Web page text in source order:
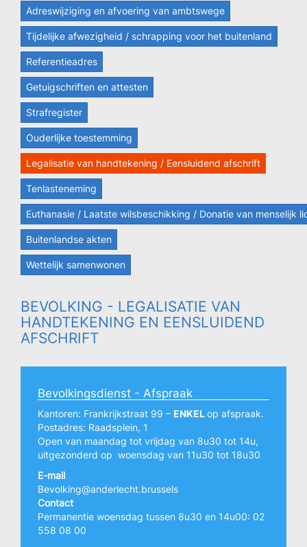
Adreswijziging en afvoering van ambtswege
Tijdelijke afwezigheid / schrapping voor het buitenland
Referentieadres
Getuigschriften en attesten
Strafregister
Ouderlijke toestemming
Legalisatie van handtekening / Eensluidend afschrift
Tenlasteneming
Euthanasie / Laatste wilsbeschikking / Donatie van menselijk
Buitenlandse akten
Wettelijk samenwonen
BEVOLKING - LEGALISATIE VAN
HANDTEKENING EN EENSLUIDEND
AFSCHRIFT
Bevolkingsdienst - Afspraak
Kantoren: Frankrijkstraat 99 – ENKELop afspraak.
Postadres: Raadsplein, 1
Open van maandag tot vrijdag van 8u30 tot 14u,
uitgezonderd op woensdag van 11u30 tot 18u30
E-mail
Bevolking@anderlecht.brussels
Contact
Permanentie woensdag tussen 8u30 en 14u00: 02
558 08 00